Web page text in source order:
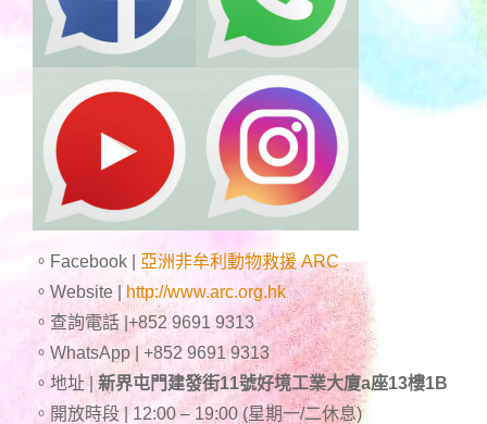
。Facebook |
亞洲非牟利動物救援 ARC
。Website |
http://www.arc.org.hk
。查詢電話 |+852 9691 9313
。WhatsApp | +852 9691 9313
。地址 | 新界屯門建發街11號好境工業大廈a座13樓1B
。開放時段 | 12:00 – 19:00 (星期一/二休息)